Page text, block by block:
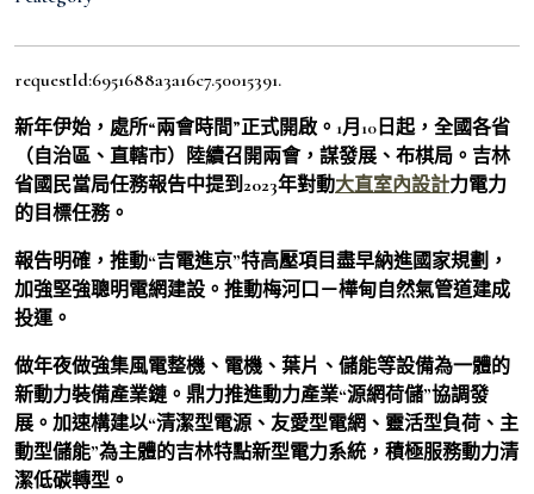
requestId:6951688a3a16c7.50015391.
新年伊始，處所“兩會時間”正式開啟。1月10日起，全國各省
（自治區、直轄市）陸續召開兩會，謀發展、布棋局。 吉林
省國民當局任務報告中提到2023年對動大直室內設計力電力
的目標任務。
報告明確，推動“吉電進京”特高壓項目盡早納進國家規劃，
加強堅強聰明電網建設。推動梅河口－樺甸自然氣管道建成
投運。
做年夜做強集風電整機、電機、葉片、儲能等設備為一體的
新動力裝備產業鏈。 鼎力推進動力產業“源網荷儲”協調發
展。加速構建以“清潔型電源、友愛型電網、靈活型負荷、主
動型儲能”為主體的吉林特點新型電力系統，積極服務動力清
潔低碳轉型。